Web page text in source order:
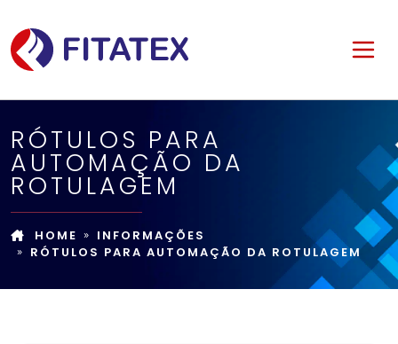
RÓTULOS PARA
AUTOMAÇÃO DA
ROTULAGEM
HOME
INFORMAÇÕES
RÓTULOS PARA AUTOMAÇÃO DA ROTULAGEM